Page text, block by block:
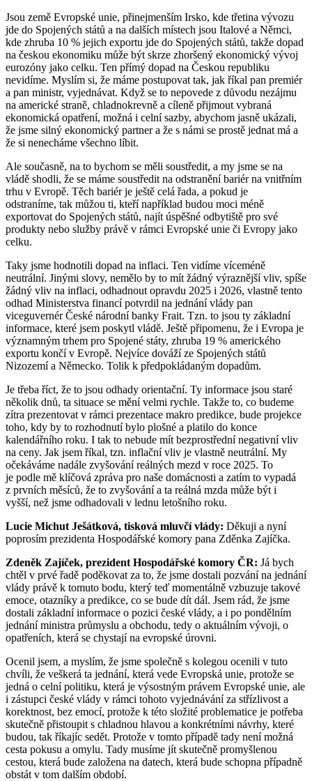
Jsou země Evropské unie, přinejmenším Irsko, kde třetina vývozu
jde do Spojených států a na dalších místech jsou Italové a Němci,
kde zhruba 10 % jejich exportu jde do Spojených států, takže dopad
na českou ekonomiku může být skrze zhoršený ekonomický vývoj
eurozóny jako celku. Ten přímý dopad na Českou republiku
nevidíme. Myslím si, že máme postupovat tak, jak říkal pan premiér
a pan ministr, vyjednávat. Když se to nepovede z důvodu nezájmu
na americké straně, chladnokrevně a cíleně přijmout vybraná
ekonomická opatření, možná i celní sazby, abychom jasně ukázali,
že jsme silný ekonomický partner a že s námi se prostě jednat má a
že si nenecháme všechno líbit.
Ale současně, na to bychom se měli soustředit, a my jsme se na
vládě shodli, že se máme soustředit na odstranění bariér na vnitřním
trhu v Evropě. Těch bariér je ještě celá řada, a pokud je
odstraníme, tak můžou ti, kteří například budou moci méně
exportovat do Spojených států, najít úspěšné odbytiště pro své
produkty nebo služby právě v rámci Evropské unie či Evropy jako
celku.
Taky jsme hodnotili dopad na inflaci. Ten vidíme víceméně
neutrální. Jinými slovy, nemělo by to mít žádný výraznější vliv, spíše
žádný vliv na inflaci, odhadnout opravdu 2025 i 2026, vlastně tento
odhad Ministerstva financí potvrdil na jednání vlády pan
viceguvernér České národní banky Frait. Tzn. to jsou ty základní
informace, které jsem poskytl vládě. Ještě připomenu, že i Evropa je
významným trhem pro Spojené státy, zhruba 19 % amerického
exportu končí v Evropě. Nejvíce dováží ze Spojených států
Nizozemí a Německo. Tolik k předpokládaným dopadům.
Je třeba říct, že to jsou odhady orientační. Ty informace jsou staré
několik dnů, ta situace se mění velmi rychle. Takže to, co budeme
zítra prezentovat v rámci prezentace makro predikce, bude projekce
toho, kdy by to rozhodnutí bylo plošné a platilo do konce
kalendářního roku. I tak to nebude mít bezprostřední negativní vliv
na ceny. Jak jsem říkal, tzn. inflační vliv je vlastně neutrální. My
očekáváme nadále zvyšování reálných mezd v roce 2025. To
je podle mě klíčová zpráva pro naše domácnosti a zatím to vypadá
z prvních měsíců, že to zvyšování a ta reálná mzda může být i
vyšší, než jsme odhadovali v lednu letošního roku.
Lucie Michut Ješátková, tisková mluvčí vlády: Děkuji a nyní
poprosím prezidenta Hospodářské komory pana Zděnka Zajíčka.
Zdeněk Zajíček, prezident Hospodářské komory ČR: Já bych
chtěl v prvé řadě poděkovat za to, že jsme dostali pozvání na jednání
vlády právě k tomuto bodu, který teď momentálně vzbuzuje takové
emoce, otazníky a predikce, co se bude dít dál. Jsem rád, že jsme
dostali základní informace o pozici české vlády, a i po pondělním
jednání ministra průmyslu a obchodu, tedy o aktuálním vývoji, o
opatřeních, která se chystají na evropské úrovni.
Ocenil jsem, a myslím, že jsme společně s kolegou ocenili v tuto
chvíli, že veškerá ta jednání, která vede Evropská unie, protože se
jedná o celní politiku, která je výsostným právem Evropské unie, ale
i zástupci české vlády v rámci tohoto vyjednávání za střízlivost a
korektnost, bez emocí, protože k této složité problematice je potřeba
skutečně přistoupit s chladnou hlavou a konkrétními návrhy, které
budou, tak říkajíc sedět. Protože v tomto případě tady není možná
cesta pokusu a omylu. Tady musíme jít skutečně promyšlenou
cestou, která bude založena na datech, která bude schopna případně
obstát v tom dalším období.